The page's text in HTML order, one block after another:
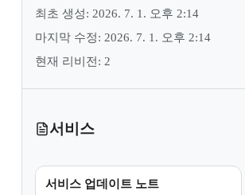
최초 생성: 2026. 7. 1. 오후 2:14
마지막 수정: 2026. 7. 1. 오후 2:14
현재 리비전: 2
서비스
서비스 업데이트 노트